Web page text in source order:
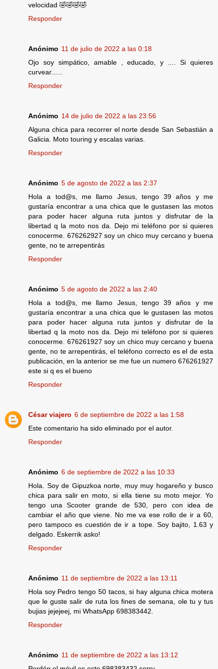
velocidad 🤣🤣🤣🤣
Responder
Anónimo 11 de julio de 2022 a las 0:18
Ojo soy simpático, amable , educado, y .... Si quieres
curvear......
Responder
Anónimo 14 de julio de 2022 a las 23:56
Alguna chica para recorrer el norte desde San Sebastián a
Galicia. Moto touring y escalas varias.
Responder
Anónimo 5 de agosto de 2022 a las 2:37
Hola a tod@s, me llamo Jesus, tengo 39 años y me
gustaría encontrar a una chica que le gustasen las motos
para poder hacer alguna ruta juntos y disfrutar de la
libertad q la moto nos da. Dejo mi teléfono por si quieres
conocerme. 676262927 soy un chico muy cercano y buena
gente, no te arrepentirás
Responder
Anónimo 5 de agosto de 2022 a las 2:40
Hola a tod@s, me llamo Jesus, tengo 39 años y me
gustaría encontrar a una chica que le gustasen las motos
para poder hacer alguna ruta juntos y disfrutar de la
libertad q la moto nos da. Dejo mi teléfono por si quieres
conocerme. 676261927 soy un chico muy cercano y buena
gente, no te arrepentirás, el teléfono correcto es el de esta
publicación, en la anterior se me fue un numero 676261927
este si q es el bueno
Responder
César viajero 6 de septiembre de 2022 a las 1:58
Este comentario ha sido eliminado por el autor.
Responder
Anónimo 6 de septiembre de 2022 a las 10:33
Hola. Soy de Gipuzkoa norte, muy muy hogareño y busco
chica para salir en moto, si ella tiene su moto mejor. Yo
tengo una Scooter grande de 530, pero con idea de
cambiar el año que viene. No me va ese rollo de ir a 60,
pero tampoco es cuestión de ir a tope. Soy bajito, 1.63 y
delgado. Eskerrik asko!
Responder
Anónimo 11 de septiembre de 2022 a las 13:11
Hola soy Pedro tengo 50 tacos, si hay alguna chica motera
que le guste salir de ruta los fines de semana, ole tu y tus
bujias jejejeej, mi WhatsApp 698383442.
Responder
Anónimo 11 de septiembre de 2022 a las 13:12